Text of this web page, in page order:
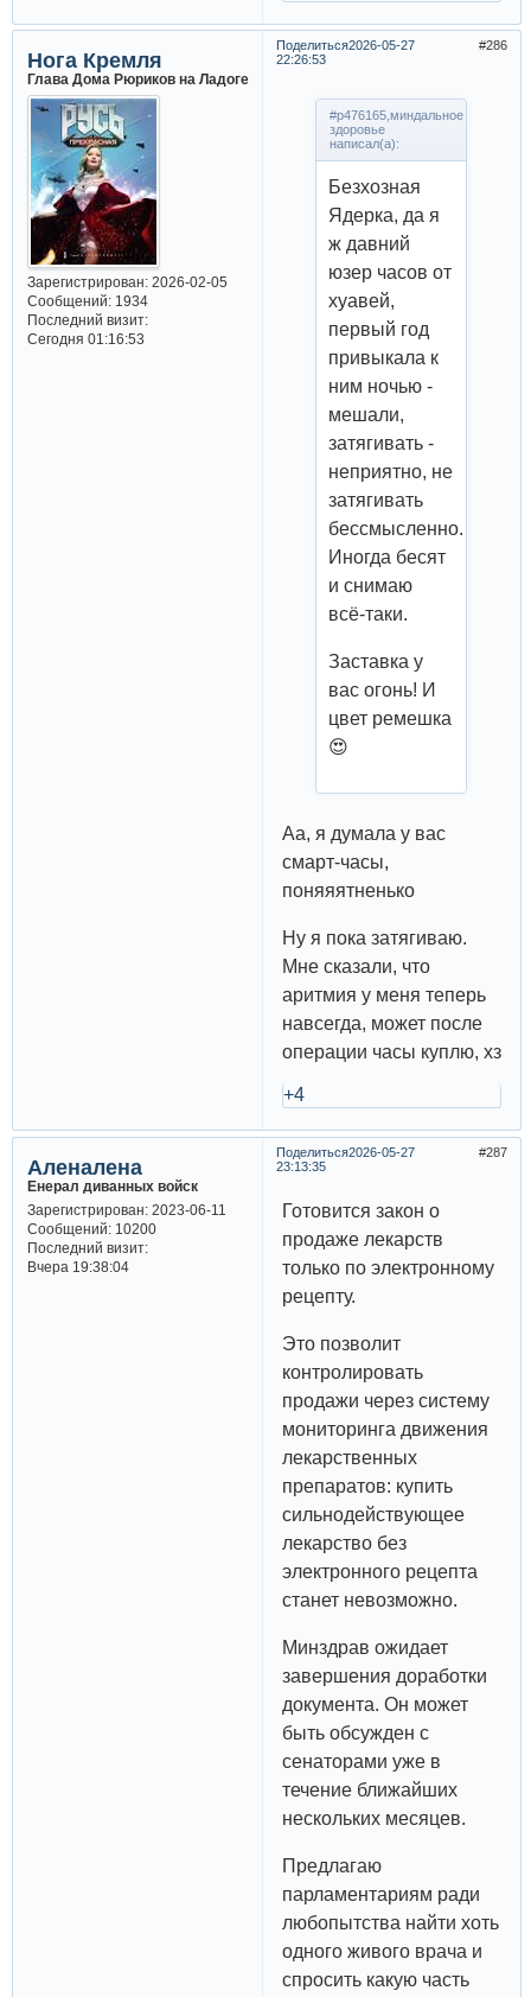
Поделиться 286
2026-05-27
22:26:53
Нога Кремля
Глава Дома Рюриков на Ладоге
Зарегистрирован: 2026-02-05
Сообщений:1934
Последний визит:
Сегодня 01:16:53
#p476165,миндальное
здоровье
написал(а):
Безхозная
Ядерка, да я
ж давний
юзер часов от
хуавей,
первый год
привыкала к
ним ночью -
мешали,
затягивать -
неприятно, не
затягивать
бессмысленно.
Иногда бесят
и снимаю
всё-таки.
Заставка у
вас огонь! И
цвет ремешка
😍
Аа, я думала у вас
смарт-часы,
поняяятненько
Ну я пока затягиваю.
Мне сказали, что
аритмия у меня теперь
навсегда, может после
операции часы куплю, хз
+4
Поделиться 287
2026-05-27
23:13:35
Аленалена
Енерал диванных войск
Зарегистрирован: 2023-06-11
Сообщений:10200
Последний визит:
Вчера 19:38:04
Готовится закон о
продаже лекарств
только по электронному
рецепту.
Это позволит
контролировать
продажи через систему
мониторинга движения
лекарственных
препаратов: купить
сильнодействующее
лекарство без
электронного рецепта
станет невозможно.
Минздрав ожидает
завершения доработки
документа. Он может
быть обсужден с
сенаторами уже в
течение ближайших
нескольких месяцев.
Предлагаю
парламентариям ради
любопытства найти хоть
одного живого врача и
спросить какую часть